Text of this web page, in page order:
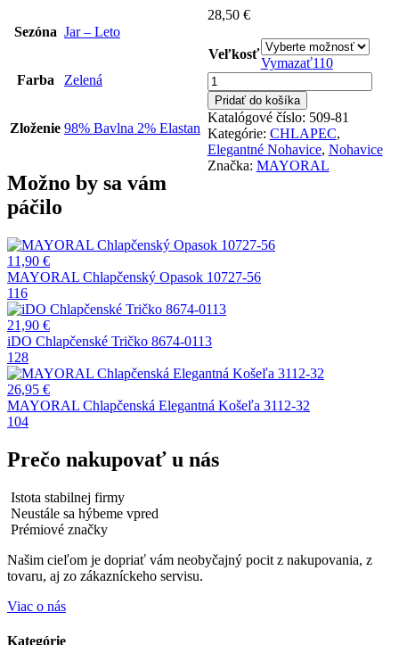
28,50 €
Veľkosť
Vymazať110
množstvo
MAYORAL
Chlapčenské
Nohavice
509-
81
Pridať do košíka
Katalógové číslo: 509-81
Kategórie: CHLAPEC,
Elegantné Nohavice, Nohavice
Značka: MAYORAL
Sezóna Jar – Leto
Farba Zelená
Zloženie 98% Bavlna 2% Elastan
Možno by sa vám
páčilo
11,90 €
MAYORAL Chlapčenský Opasok 10727-56
116
21,90 €
iDO Chlapčenské Tričko 8674-0113
128
26,95 €
MAYORAL Chlapčenská Elegantná Košeľa 3112-32
104
Prečo nakupovať u nás
Istota stabilnej firmy
Neustále sa hýbeme vpred
Prémiové značky
Našim cieľom je dopriať vám neobyčajný pocit z nakupovania, z
tovaru, aj zo zákazníckeho servisu.
Viac o nás
Kategórie